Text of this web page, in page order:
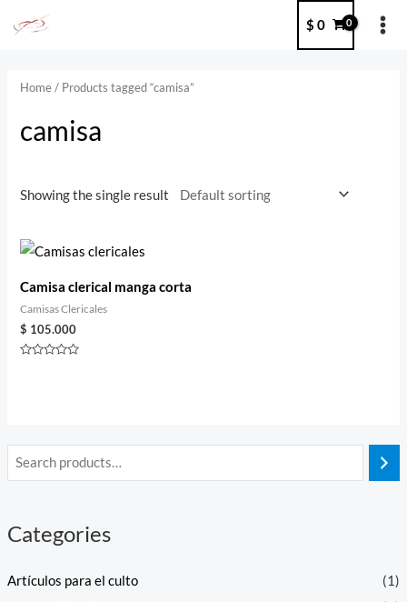
$ 0
Categories
Artículos para el culto
(1)
Home/ Products tagged “camisa”
camisa
Showing the single result
Camisa clerical manga corta
Camisas Clericales
$ 105.000